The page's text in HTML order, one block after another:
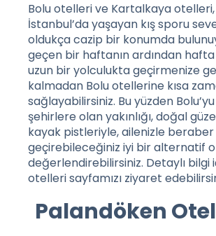
Bolu otelleri ve Kartalkaya
İstanbul’da yaşayan kış sporu
oldukça cazip bir konumda
geçen bir haftanın ardından
uzun bir yolculukta geçirmenize
kalmadan Bolu otellerine kısa
sağlayabilirsiniz. Bu yüzden
şehirlere olan yakınlığı, doğal
kayak pistleriyle, ailenizle
geçirebileceğiniz iyi bir alternatif
değerlendirebilirsiniz. Detaylı bilgi
otellerisayfamızı ziyaret
Palandöken